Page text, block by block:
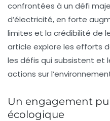
confrontées à un défi
d’électricité, en forte
limites et la crédibilité de
article explore les efforts
les défis qui subsistent et
actions sur
Un engagement
écologique